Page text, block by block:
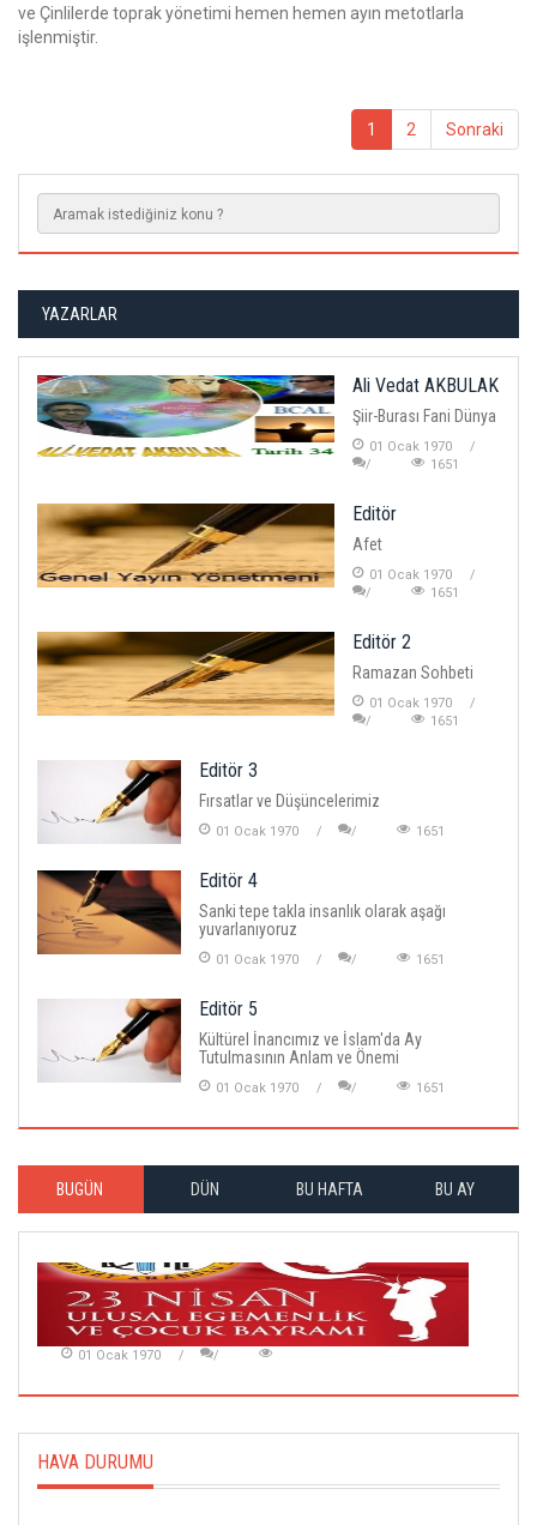
ve Çinlilerde toprak yönetimi hemen hemen ayın metotlarla
işlenmiştir.
1 2 Sonraki
YAZARLAR
Ali Vedat AKBULAK
Şiir-Burası Fani Dünya
01 Ocak 1970
1651
Editör
Afet
01 Ocak 1970
1651
Editör 2
Ramazan Sohbeti
01 Ocak 1970
1651
Editör 3
Fırsatlar ve Düşüncelerimiz
01 Ocak 1970 1651
Editör 4
Sanki tepe takla insanlık olarak aşağı
yuvarlanıyoruz
01 Ocak 1970 1651
Editör 5
Kültürel İnancımız ve İslam'da Ay
Tutulmasının Anlam ve Önemi
01 Ocak 1970 1651
BUGÜN DÜN BU HAFTA BU AY
01 Ocak 1970
HAVA DURUMU